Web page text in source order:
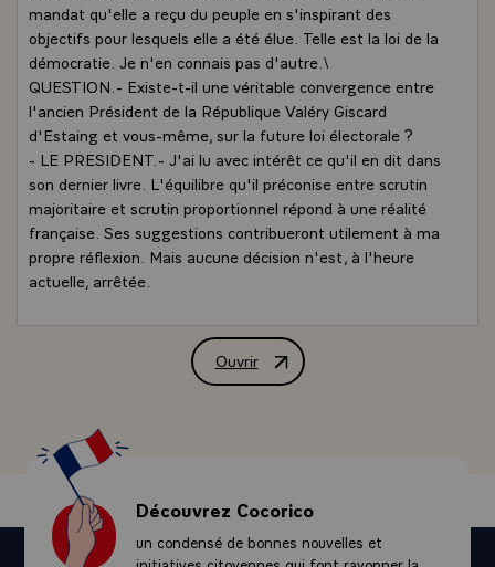
mandat qu'elle a reçu du peuple en s'inspirant des
objectifs pour lesquels elle a été élue. Telle est la loi de la
démocratie. Je n'en connais pas d'autre.\
QUESTION.- Existe-t-il une véritable convergence entre
l'ancien Président de la République Valéry Giscard
d'Estaing et vous-même, sur la future loi électorale ?
- LE PRESIDENT.- J'ai lu avec intérêt ce qu'il en dit dans
son dernier livre. L'équilibre qu'il préconise entre scrutin
majoritaire et scrutin proportionnel répond à une réalité
française. Ses suggestions contribueront utilement à ma
propre réflexion. Mais aucune décision n'est, à l'heure
actuelle, arrêtée.
préférence lors de la session d'avril. Vous n'aurez donc
pas à attendre longtemps avant d'être fixés.\
le gouvernement pour lutter contre le chômage et en
particulier celui des jeunes seront suffisantes ?
- LE PRESIDENT.- La première arme de lutte contre le
chômage est l'activité économique. Cette activité dépend
de l'aptitude de la France à affronter la compétition
internationale. D'où la nécessité de moderniser tous nos
Ouvrir
Interview de M. François Mitterrand,
Découvrez Cocorico
un condensé de bonnes nouvelles et